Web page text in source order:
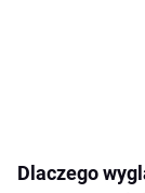
Dlaczego